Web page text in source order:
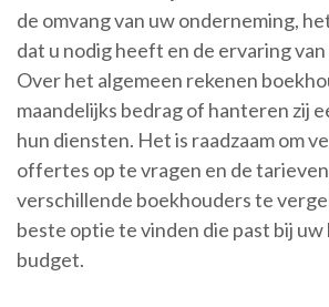
de omvang van uw onderneming,
dat u nodig heeft en de ervaring
Over het algemeen rekenen
maandelijks bedrag of hanteren zij
hun diensten. Het is raadzaam om
offertes op te vragen en de
verschillende boekhouders te
beste optie te vinden die past bij
budget.